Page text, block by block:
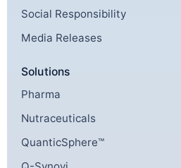
Social Responsibility
Media Releases
Solutions
Pharma
Nutraceuticals
QuanticSphere™